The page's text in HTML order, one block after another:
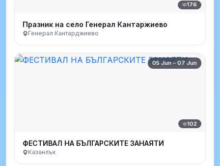
176
Празник на село Генерал Кантаржиево
Генерал Кантарджиево
05 Jun – 07 Jun
102
ФЕСТИВАЛ НА БЪЛГАРСКИТЕ ЗАНАЯТИ
Казанлък